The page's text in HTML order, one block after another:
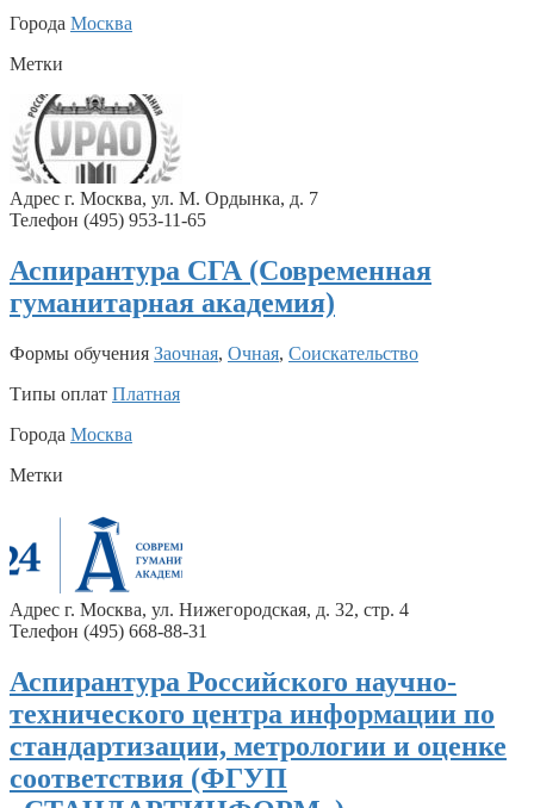
Города Москва
Метки
Адрес г. Москва, ул. М. Ордынка, д. 7
Телефон (495) 953-11-65
Аспирантура СГА (Современная
гуманитарная академия)
Формы обучения Заочная, Очная, Соискательство
Типы оплат Платная
Города Москва
Метки
Адрес г. Москва, ул. Нижегородская, д. 32, стр. 4
Телефон (495) 668-88-31
Аспирантура Российского научно-
технического центра информации по
стандартизации, метрологии и оценке
соответствия (ФГУП